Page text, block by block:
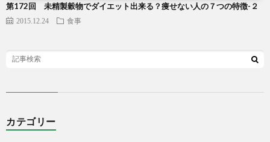
第172回 未精製穀物でダイエット出来る？痩せない人の７つの特徴-２
2015.12.24 食事
カテゴリー